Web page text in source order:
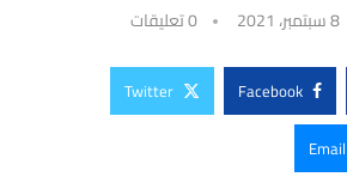
8 سبتمبر، 2021 0 تعليقات
Facebook
Twitter
Email